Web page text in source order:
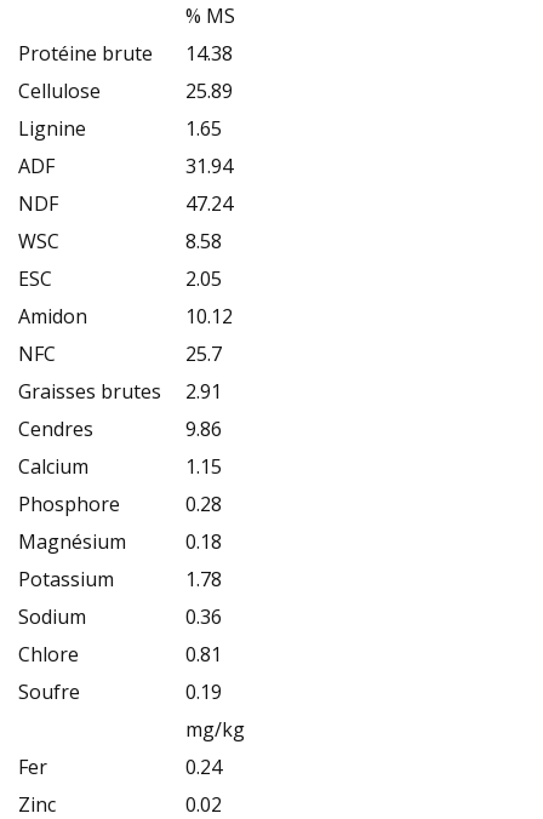
% MS
Protéine brute
14.38
Cellulose
25.89
Lignine
1.65
ADF
31.94
NDF
47.24
WSC
8.58
ESC
2.05
Amidon
10.12
NFC
25.7
Graisses brutes
2.91
Cendres
9.86
Calcium
1.15
Phosphore
0.28
Magnésium
0.18
Potassium
1.78
Sodium
0.36
Chlore
0.81
Soufre
0.19
mg/kg
Fer
0.24
Zinc
0.02